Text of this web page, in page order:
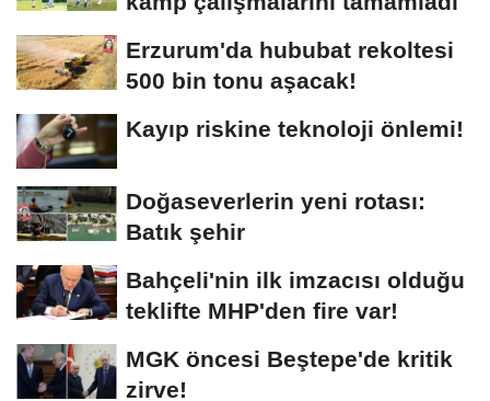
Erzurum'da hububat rekoltesi
500 bin tonu aşacak!
Kayıp riskine teknoloji önlemi!
Doğaseverlerin yeni rotası:
Batık şehir
Bahçeli'nin ilk imzacısı olduğu
teklifte MHP'den fire var!
MGK öncesi Beştepe'de kritik
zirve!